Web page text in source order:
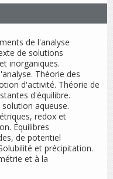
de l'analyse
de solutions
inorganiques.
Théorie des
d'activité. Théorie de
d'équilibre.
aqueuse.
redox et
Équilibres
de potentiel
et précipitation.
et à la